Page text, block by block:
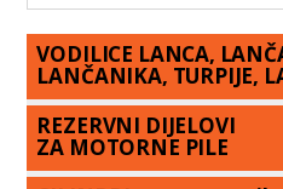
VODILICE LANCA,
LANČANIKA, TURPIJE,
REZERVNI DIJELOVI
ZA MOTORNE PILE